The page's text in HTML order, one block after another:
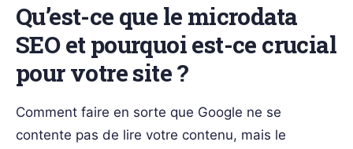
Qu’est-ce que le microdata
SEO et pourquoi est-ce crucial
pour votre site ?
Comment faire en sorte que Google ne se
contente pas de lire votre contenu, mais le